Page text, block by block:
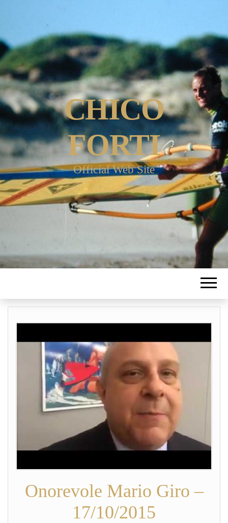
CHICO
FORTI
Official Web Site
Onorevole Mario Giro –
17/10/2015